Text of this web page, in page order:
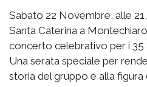
Sabato 22 Novembre, alle
Santa Caterina a
concerto celebrativo per i 35
Una serata speciale per
storia del gruppo e alla